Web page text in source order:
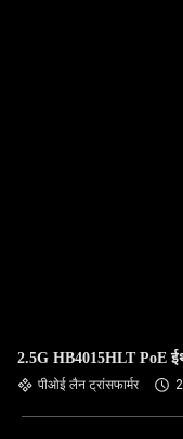
2.5G HB4015HLT PoE
पीओई लैन ट्रांसफार्मर